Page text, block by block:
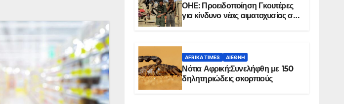
ΟΗΕ: Προειδοποίηση Γκουτέρες
για κίνδυνο νέας αιματοχυσίας στο
AFRIKA TIMES ΔΙΕΘΝΉ
Νότια Αφρική:Συνελήφθη με 150
δηλητηριώδεις σκορπιούς